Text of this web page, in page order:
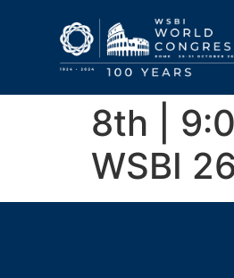
8th |
WSBI